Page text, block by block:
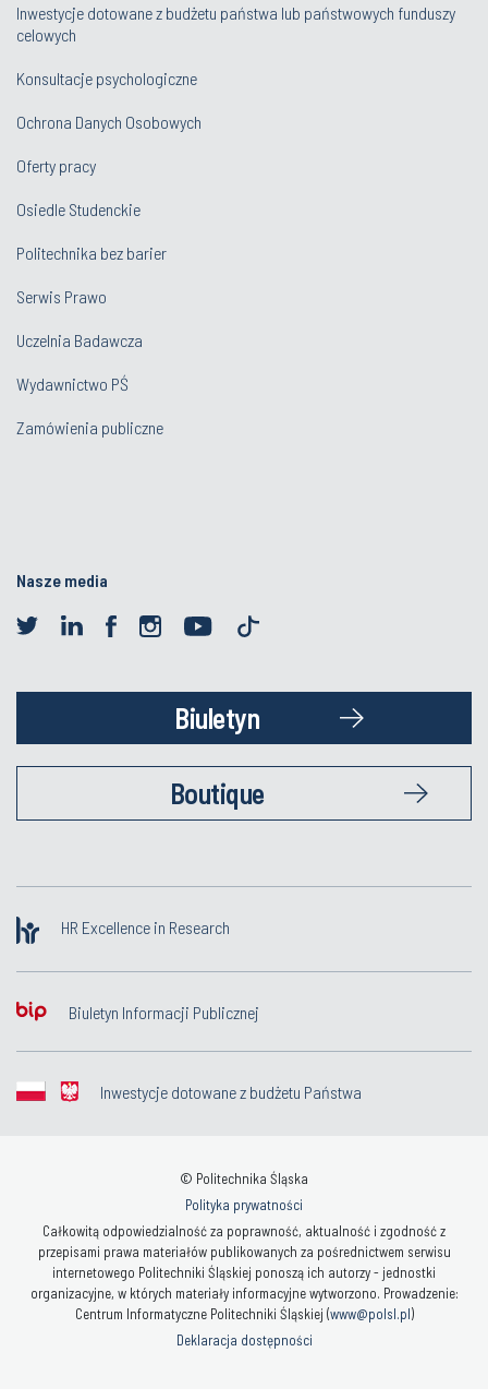
Inwestycje dotowane z budżetu państwa lub państwowych funduszy
celowych
Konsultacje psychologiczne
Ochrona Danych Osobowych
Oferty pracy
Osiedle Studenckie
Politechnika bez barier
Serwis Prawo
Uczelnia Badawcza
Wydawnictwo PŚ
Zamówienia publiczne
Nasze media
Biuletyn
Boutique
HR Excellence in Research
Biuletyn Informacji Publicznej
Inwestycje dotowane z budżetu Państwa
© Politechnika Śląska
Polityka prywatności
Całkowitą odpowiedzialność za poprawność, aktualność i zgodność z
przepisami prawa materiałów publikowanych za pośrednictwem serwisu
internetowego Politechniki Śląskiej ponoszą ich autorzy - jednostki
organizacyjne, w których materiały informacyjne wytworzono. Prowadzenie:
Centrum Informatyczne Politechniki Śląskiej (www@polsl.pl)
Deklaracja dostępności